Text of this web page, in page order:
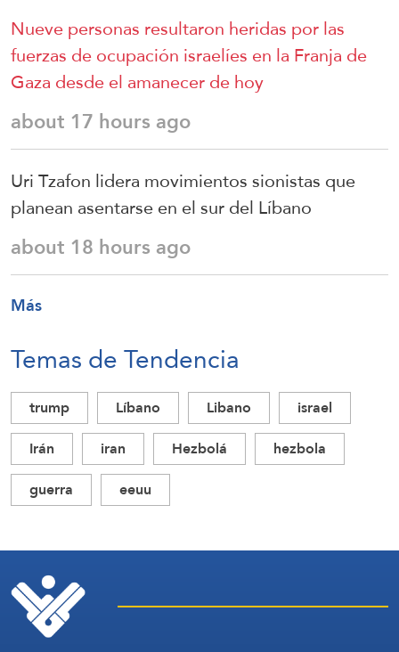
Nueve personas resultaron heridas por las
fuerzas de ocupación israelíes en la Franja de
Gaza desde el amanecer de hoy
about 17 hours ago
Uri Tzafon lidera movimientos sionistas que
planean asentarse en el sur del Líbano
about 18 hours ago
Más
Temas de Tendencia
trump Líbano Libano
israel
Irán
iran Hezbolá
hezbola
guerra
eeuu